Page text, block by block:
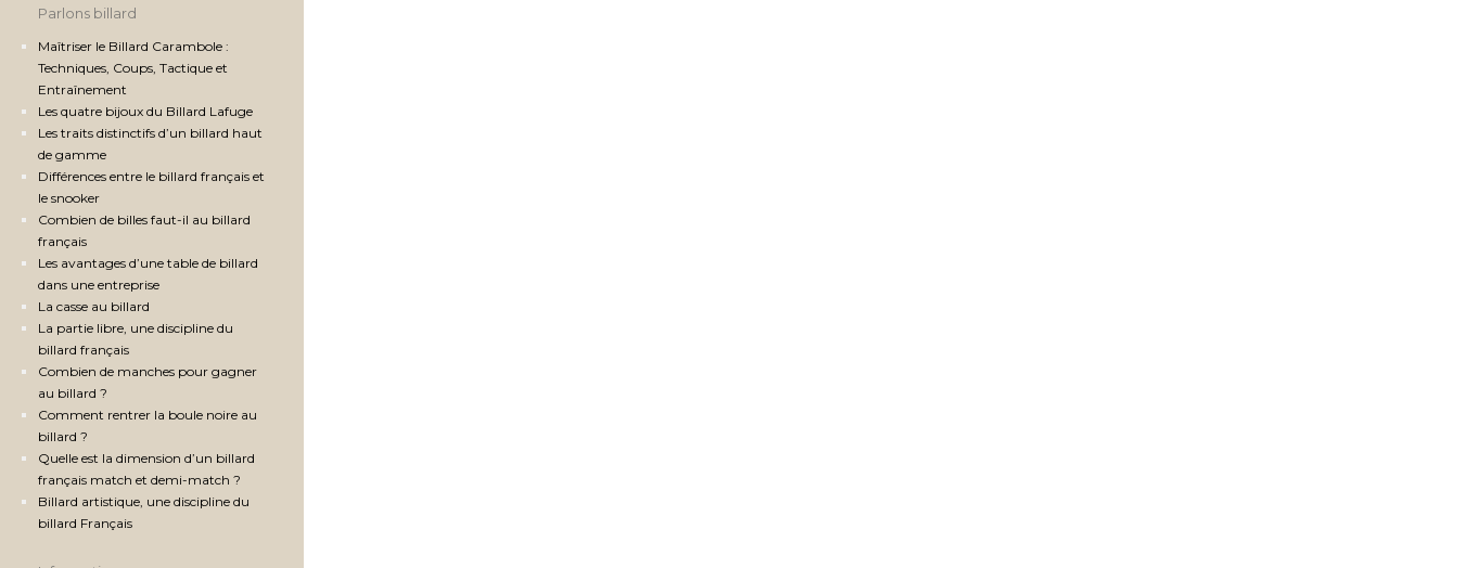
Parlons billard
Maîtriser le Billard Carambole :
Techniques, Coups, Tactique et
Entraînement
Les quatre bijoux du Billard Lafuge
Les traits distinctifs d’un billard haut
de gamme
Différences entre le billard français et
le snooker
Combien de billes faut-il au billard
français
Les avantages d’une table de billard
dans une entreprise
La casse au billard
La partie libre, une discipline du
billard français
Combien de manches pour gagner
au billard ?
Comment rentrer la boule noire au
billard ?
Quelle est la dimension d’un billard
français match et demi-match ?
Billard artistique, une discipline du
billard Français